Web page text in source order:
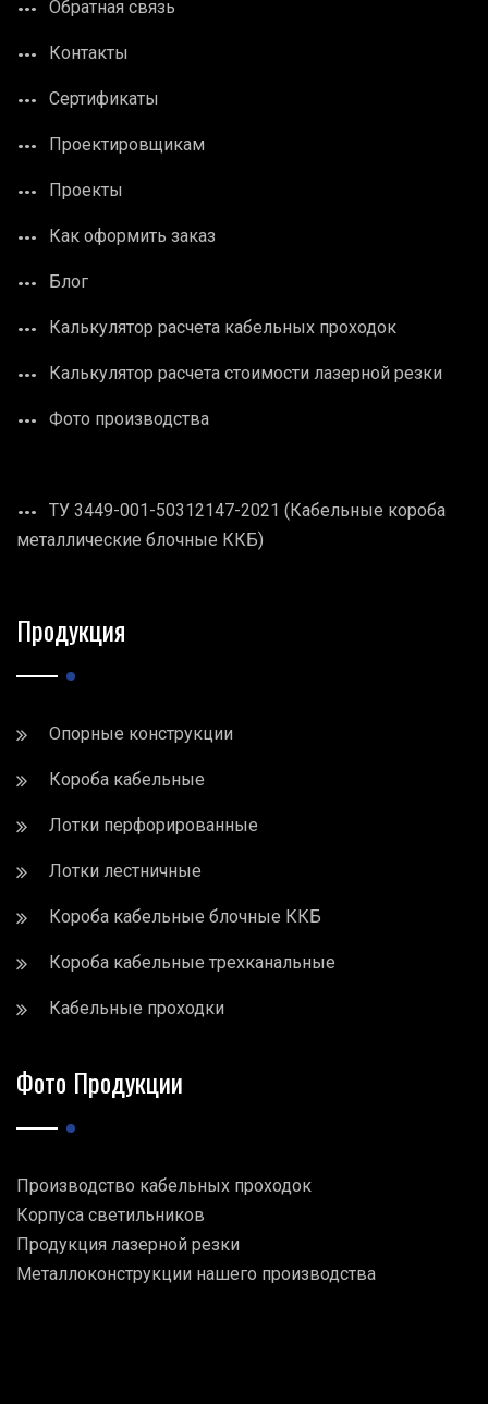
Обратная связь
Контакты
Сертификаты
Проектировщикам
Проекты
Как оформить заказ
Блог
Калькулятор расчета кабельных проходок
Калькулятор расчета стоимости лазерной резки
Фото производства
ТУ 3449-001-50312147-2021 (Кабельные короба
металлические блочные ККБ)
Продукция
Опорные конструкции
Короба кабельные
Лотки перфорированные
Лотки лестничные
Короба кабельные блочные ККБ
Короба кабельные трехканальные
Кабельные проходки
Фото Продукции
Производство кабельных проходок
Корпуса светильников
Продукция лазерной резки
Металлоконструкции нашего производства